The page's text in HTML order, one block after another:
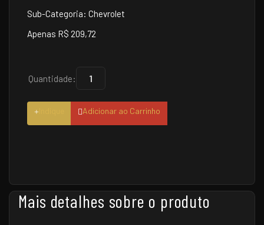
Sub-Categoria: Chevrolet
Apenas R$ 209,72
Quantidade:
Adicionar ao Carrinho
Mais detalhes sobre o produto